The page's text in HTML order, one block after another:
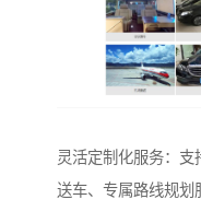
灵活定制化服务：支
送车、专属路线规划